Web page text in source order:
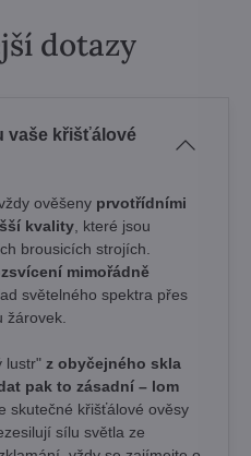
dotazy
vaše křišťálové
ověšeny prvotřídními
kvality, které jsou
brousicích strojích.
mimořádně
světelného spektra přes
lustr" z obyčejného skla
pak to zásadní – lom
skutečné křišťálové ověsy
sílu světla ze